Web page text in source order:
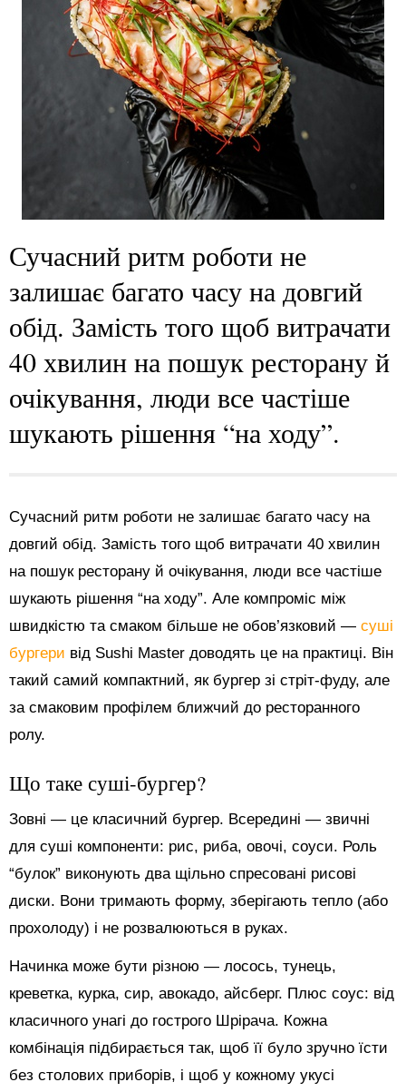
Сучасний ритм роботи не
залишає багато часу на довгий
обід. Замість того щоб витрачати
40 хвилин на пошук ресторану й
очікування, люди все частіше
шукають рішення “на ходу”.
Сучасний ритм роботи не залишає багато часу на
довгий обід. Замість того щоб витрачати 40 хвилин
на пошук ресторану й очікування, люди все частіше
шукають рішення “на ходу”. Але компроміс між
швидкістю та смаком більше не обов’язковий — суші
бургери від Sushi Master доводять це на практиці. Він
такий самий компактний, як бургер зі стріт-фуду, але
за смаковим профілем ближчий до ресторанного
ролу.
Що таке суші-бургер?
Зовні — це класичний бургер. Всередині — звичні
для суші компоненти: рис, риба, овочі, соуси. Роль
“булок” виконують два щільно спресовані рисові
диски. Вони тримають форму, зберігають тепло (або
прохолоду) і не розвалюються в руках.
Начинка може бути різною — лосось, тунець,
креветка, курка, сир, авокадо, айсберг. Плюс соус: від
класичного унагі до гострого Шрірача. Кожна
комбінація підбирається так, щоб її було зручно їсти
без столових приборів, і щоб у кожному укусі